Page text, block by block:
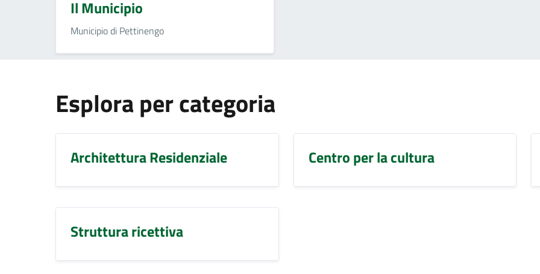
Il Municipio
Municipio di Pettinengo
Esplora per categoria
Architettura Residenziale Centro per la cultura
Struttura ricettiva